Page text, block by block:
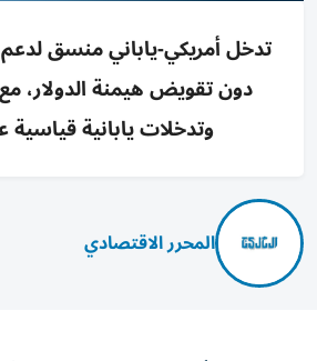
تدخل أمريكي-ياباني منسق
دون تقويض هيمنة الدولار، مع
وتدخلات يابانية قياسية على 3
المحرر الاقتصادي
من المتوقع أن يؤدي التدخل المنسّق